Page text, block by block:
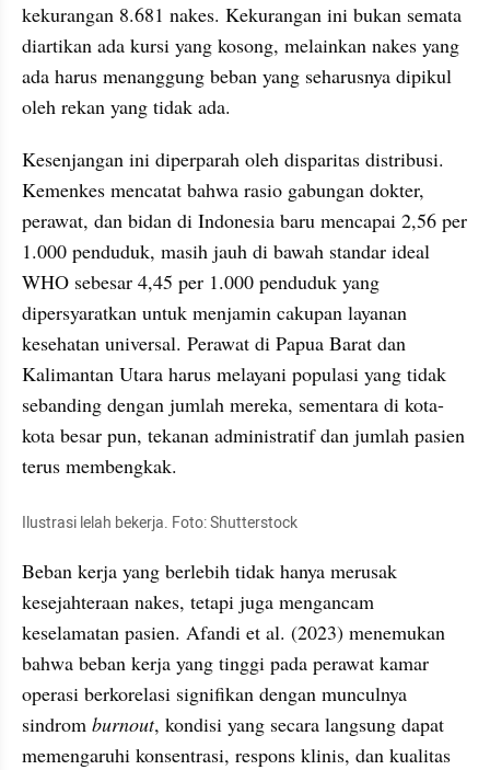
kekurangan 8.681 nakes. Kekurangan ini bukan semata
diartikan ada kursi yang kosong, melainkan nakes yang
ada harus menanggung beban yang seharusnya dipikul
oleh rekan yang tidak ada.
Kesenjangan ini diperparah oleh disparitas distribusi.
Kemenkes mencatat bahwa rasio gabungan dokter,
perawat, dan bidan di Indonesia baru mencapai 2,56 per
1.000 penduduk, masih jauh di bawah standar ideal
WHO sebesar 4,45 per 1.000 penduduk yang
dipersyaratkan untuk menjamin cakupan layanan
kesehatan universal. Perawat di Papua Barat dan
Kalimantan Utara harus melayani populasi yang tidak
sebanding dengan jumlah mereka, sementara di kota-
kota besar pun, tekanan administratif dan jumlah pasien
terus membengkak.
Ilustrasi lelah bekerja. Foto: Shutterstock
Beban kerja yang berlebih tidak hanya merusak
kesejahteraan nakes, tetapi juga mengancam
keselamatan pasien. Afandi et al. (2023) menemukan
bahwa beban kerja yang tinggi pada perawat kamar
operasi berkorelasi signifikan dengan munculnya
sindrom burnout, kondisi yang secara langsung dapat
memengaruhi konsentrasi, respons klinis, dan kualitas